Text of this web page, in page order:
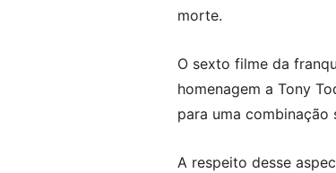
morte.
O sexto filme da
homenagem a Tony
para uma
A respeito desse